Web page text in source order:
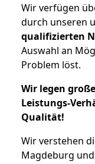
Wir verfügen
durch unseren
qualifizierten
Auswahl an
Problem löst.
Wir legen
Leistungs-
Qualität!
Wir verstehen
Magdeburg